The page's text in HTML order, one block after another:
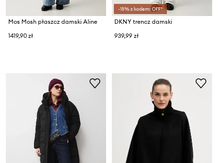
Mos Mosh płaszcz damski Aline
1419,90 zł
-15% z kodem: OFF*
DKNY trencz damski
939,99 zł